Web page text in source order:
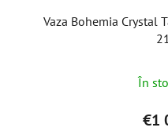
Vaza Bohemia Crystal
În
€1